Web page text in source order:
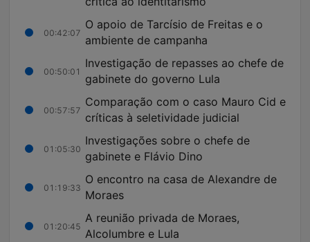
00:42:07
O apoio de Tarcísio de Freitas e o
ambiente de campanha
00:50:01
Investigação de repasses ao chefe de
gabinete do governo Lula
00:57:57
Comparação com o caso Mauro Cid e
críticas à seletividade judicial
01:05:30
Investigações sobre o chefe de
gabinete e Flávio Dino
01:19:33
O encontro na casa de Alexandre de
Moraes
01:20:45
A reunião privada de Moraes,
Alcolumbre e Lula